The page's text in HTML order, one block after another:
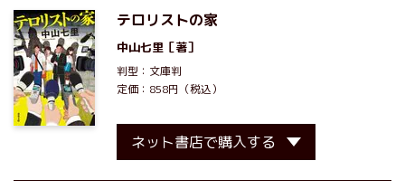
テロリストの家
中山七里 ［著］
判型：文庫判
定価：858円（税込）
ネット書店で購入する